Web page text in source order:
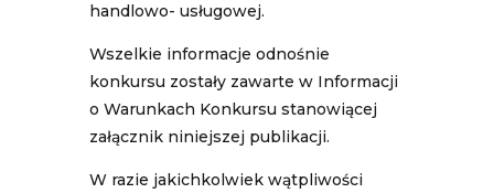
handlowo- usługowej.
Wszelkie informacje odnośnie
konkursu zostały zawarte w Informacji
o Warunkach Konkursu stanowiącej
załącznik niniejszej publikacji.
W razie jakichkolwiek wątpliwości